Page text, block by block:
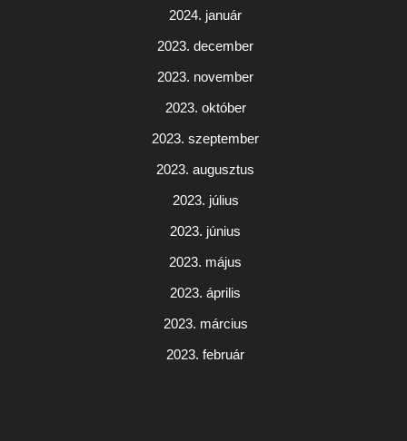
2024. január
2023. december
2023. november
2023. október
2023. szeptember
2023. augusztus
2023. július
2023. június
2023. május
2023. április
2023. március
2023. február